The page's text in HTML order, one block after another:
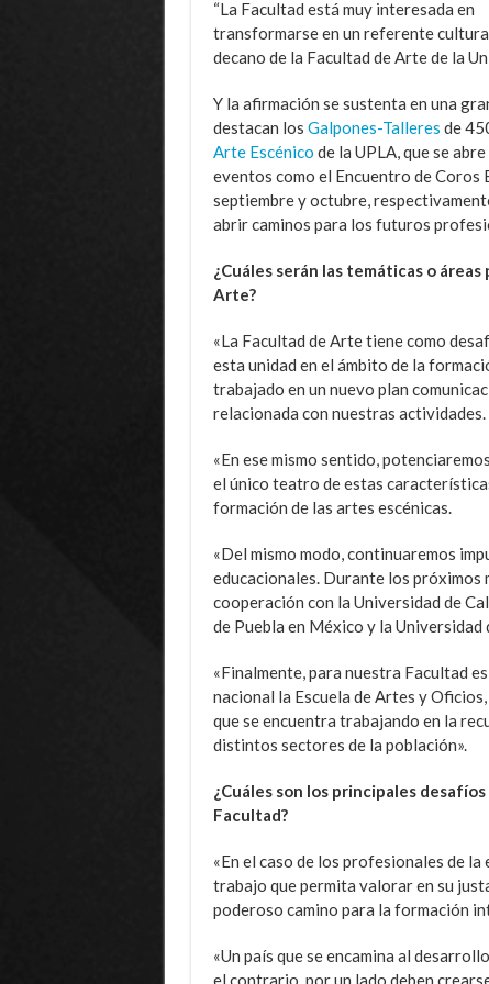
“La Facultad está muy interesada en
transformarse en un referente
decano de la Facultad de Arte de la
Y la afirmación se sustenta en una
destacan los Galpones-Talleres de
Arte Escénico de la UPLA, que se
eventos como el Encuentro de
septiembre y octubre,
abrir caminos para los futuros
¿Cuáles serán las temáticas o
Arte?
«La Facultad de Arte tiene como
esta unidad en el ámbito de la
trabajado en un nuevo plan
relacionada con nuestras actividades.
«En ese mismo sentido,
el único teatro de estas
formación de las artes escénicas.
«Del mismo modo, continuaremos
educacionales. Durante los próximos
cooperación con la Universidad de
de Puebla en México y la Universidad
«Finalmente, para nuestra Facultad
nacional la Escuela de Artes y
que se encuentra trabajando en la
distintos sectores de la población».
¿Cuáles son los principales
Facultad?
«En el caso de los profesionales de
trabajo que permita valorar en su
poderoso camino para la formación
«Un país que se encamina al
el contrario, por un lado deben